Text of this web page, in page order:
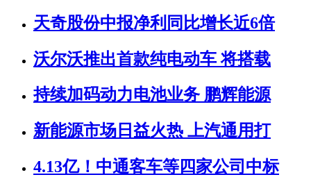
天奇股份中报净利同比增长近6倍
沃尔沃推出首款纯电动车 将搭载
持续加码动力电池业务 鹏辉能源
新能源市场日益火热 上汽通用打
4.13亿！中通客车等四家公司中标